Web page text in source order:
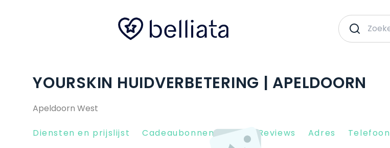
YOURSKIN HUIDVERBETERING | APELDOORN
Apeldoorn West
Diensten en prijslijst Cadeaubonnen Client Reviews Adres Telefoon